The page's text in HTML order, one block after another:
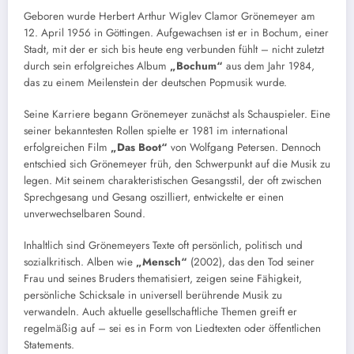
Geboren wurde Herbert Arthur Wiglev Clamor Grönemeyer am
12. April 1956 in Göttingen. Aufgewachsen ist er in Bochum, einer
Stadt, mit der er sich bis heute eng verbunden fühlt – nicht zuletzt
durch sein erfolgreiches Album „Bochum“ aus dem Jahr 1984,
das zu einem Meilenstein der deutschen Popmusik wurde.
Seine Karriere begann Grönemeyer zunächst als Schauspieler. Eine
seiner bekanntesten Rollen spielte er 1981 im international
erfolgreichen Film „Das Boot“ von Wolfgang Petersen. Dennoch
entschied sich Grönemeyer früh, den Schwerpunkt auf die Musik zu
legen. Mit seinem charakteristischen Gesangsstil, der oft zwischen
Sprechgesang und Gesang oszilliert, entwickelte er einen
unverwechselbaren Sound.
Inhaltlich sind Grönemeyers Texte oft persönlich, politisch und
sozialkritisch. Alben wie „Mensch“ (2002), das den Tod seiner
Frau und seines Bruders thematisiert, zeigen seine Fähigkeit,
persönliche Schicksale in universell berührende Musik zu
verwandeln. Auch aktuelle gesellschaftliche Themen greift er
regelmäßig auf – sei es in Form von Liedtexten oder öffentlichen
Statements.